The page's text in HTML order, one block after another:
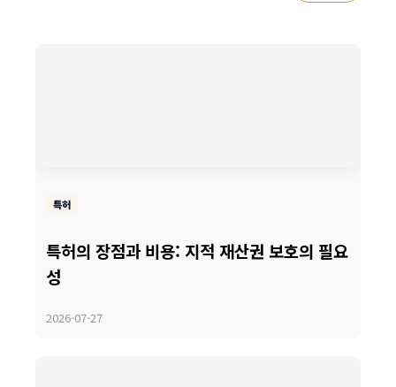
특허
특허의 장점과 비용: 지적 재산권 보호의 필요
성
2026-07-27